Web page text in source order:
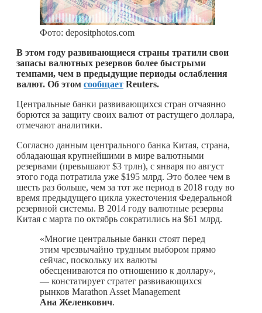
Фото: depositphotos.com
В этом году развивающиеся страны тратили свои
запасы валютных резервов более быстрыми
темпами, чем в предыдущие периоды ослабления
валют. Об этом сообщает Reuters.
Центральные банки развивающихся стран отчаянно
борются за защиту своих валют от растущего доллара,
отмечают аналитики.
Согласно данным центрального банка Китая, страна,
обладающая крупнейшими в мире валютными
резервами (превышают $3 трлн), с января по август
этого года потратила уже $195 млрд. Это более чем в
шесть раз больше, чем за тот же период в 2018 году во
время предыдущего цикла ужесточения Федеральной
резервной системы. В 2014 году валютные резервы
Китая с марта по октябрь сократились на $61 млрд.
«Многие центральные банки стоят перед
этим чрезвычайно трудным выбором прямо
сейчас, поскольку их валюты
обесцениваются по отношению к доллару»,
— констатирует стратег развивающихся
рынков Marathon Asset Management
Ана Желенкович.